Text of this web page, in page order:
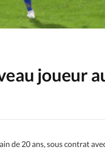
joueur
de 20 ans, sous contrat avec